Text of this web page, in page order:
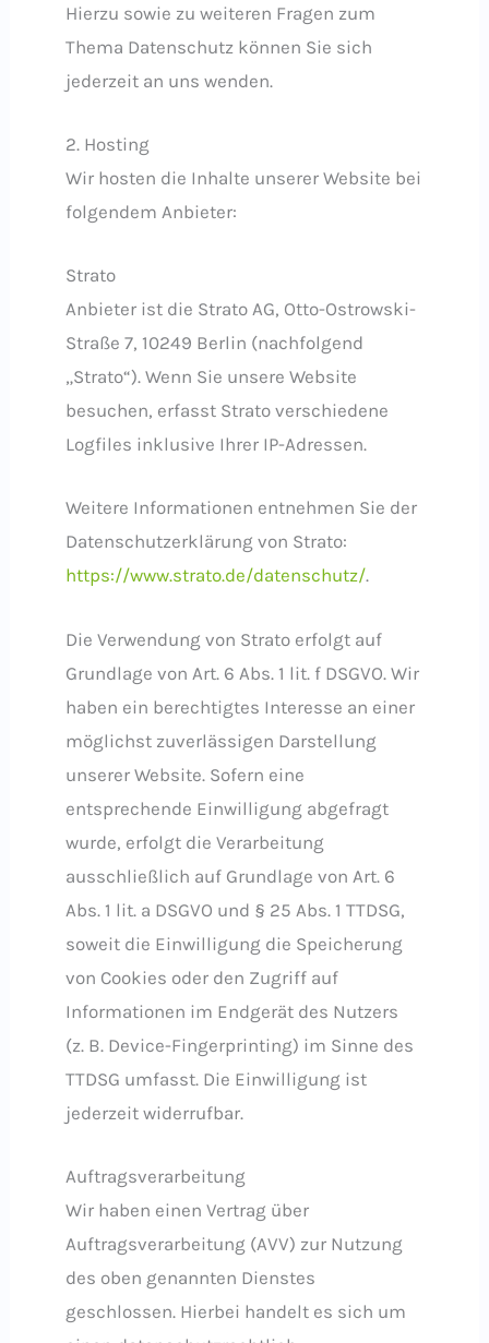
Hierzu sowie zu weiteren Fragen zum
Thema Datenschutz können Sie sich
jederzeit an uns wenden.
2. Hosting
Wir hosten die Inhalte unserer Website bei
folgendem Anbieter:
Strato
Anbieter ist die Strato AG, Otto-Ostrowski-
Straße 7, 10249 Berlin (nachfolgend
„Strato“). Wenn Sie unsere Website
besuchen, erfasst Strato verschiedene
Logfiles inklusive Ihrer IP-Adressen.
Weitere Informationen entnehmen Sie der
Datenschutzerklärung von Strato:
https://www.strato.de/datenschutz/.
Die Verwendung von Strato erfolgt auf
Grundlage von Art. 6 Abs. 1 lit. f DSGVO. Wir
haben ein berechtigtes Interesse an einer
möglichst zuverlässigen Darstellung
unserer Website. Sofern eine
entsprechende Einwilligung abgefragt
wurde, erfolgt die Verarbeitung
ausschließlich auf Grundlage von Art. 6
Abs. 1 lit. a DSGVO und § 25 Abs. 1 TTDSG,
soweit die Einwilligung die Speicherung
von Cookies oder den Zugriff auf
Informationen im Endgerät des Nutzers
(z. B. Device-Fingerprinting) im Sinne des
TTDSG umfasst. Die Einwilligung ist
jederzeit widerrufbar.
Auftragsverarbeitung
Wir haben einen Vertrag über
Auftragsverarbeitung (AVV) zur Nutzung
des oben genannten Dienstes
geschlossen. Hierbei handelt es sich um